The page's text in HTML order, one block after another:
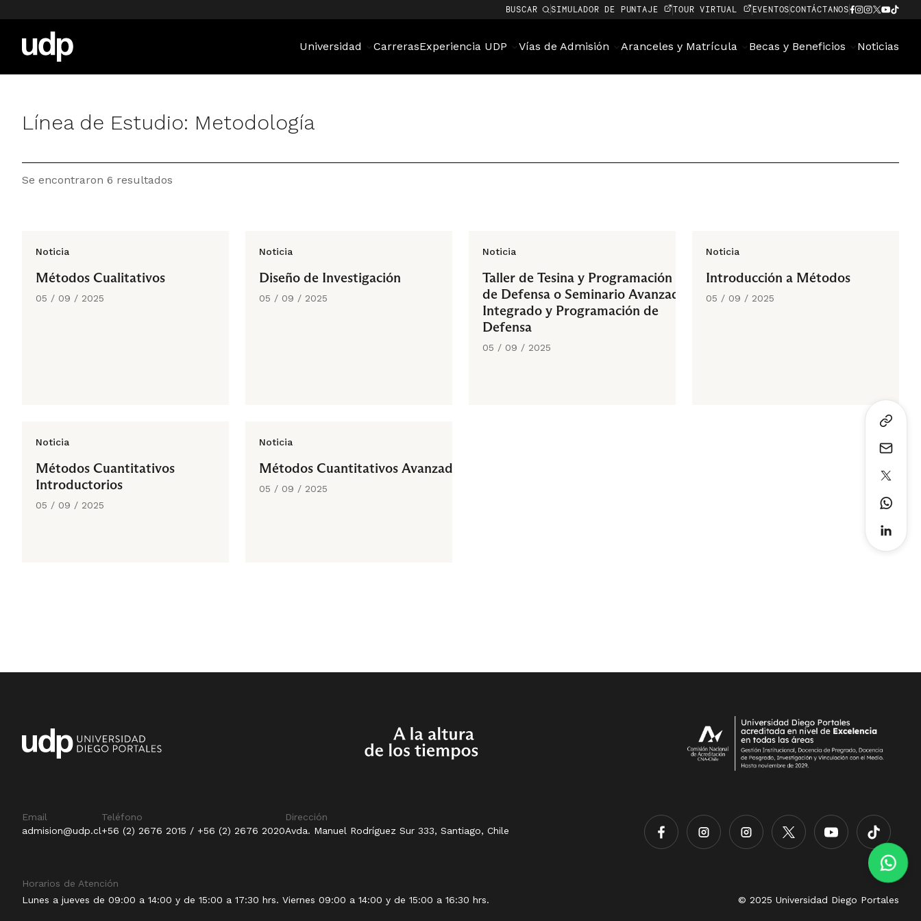
BUSCAR SIMULADOR DE PUNTAJE TOUR VIRTUAL EVENTOSCONTÁCTANOS
Universidad CarrerasExperiencia UDP Vías de Admisión Aranceles y Matrícula Becas y Beneficios Noticias
Línea de Estudio: Metodología
Se encontraron 6 resultados
Noticia
Métodos Cualitativos
05 / 09 / 2025
Noticia
Diseño de Investigación
05 / 09 / 2025
Noticia
Taller de Tesina y Programación
de Defensa o Seminario Avanzado
Integrado y Programación de
Defensa
05 / 09 / 2025
Noticia
Introducción a Métodos
05 / 09 / 2025
Noticia
Métodos Cuantitativos
Introductorios
05 / 09 / 2025
Noticia
Métodos Cuantitativos Avanzados
05 / 09 / 2025
Email
admision@udp.cl
Teléfono
+56 (2) 2676 2015 / +56 (2) 2676 2020
Dirección
Avda. Manuel Rodríguez Sur 333, Santiago, Chile
Horarios de Atención
Lunes a jueves de 09:00 a 14:00 y de 15:00 a 17:30 hrs. Viernes 09:00 a 14:00 y de 15:00 a 16:30 hrs.
© 2025 Universidad Diego Portales